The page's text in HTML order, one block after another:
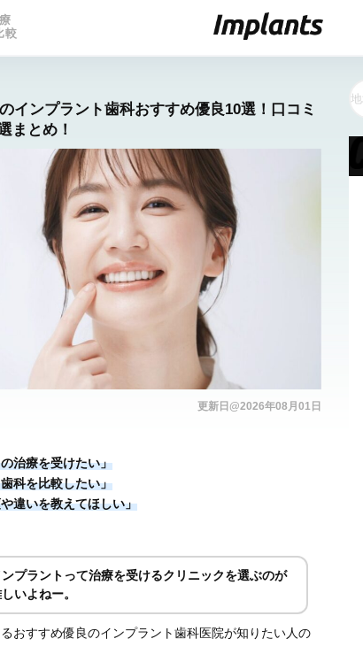
較
インプラント歯科おすすめ優良10選！口コミ
まとめ！
更新日@2026年08月01日
治療を受けたい」
科を比較したい」
違いを教えてほしい」
ンプラントって治療を受けるクリニックを選ぶのが
いよねー。
おすすめ優良のインプラント歯科医院が知りたい人の